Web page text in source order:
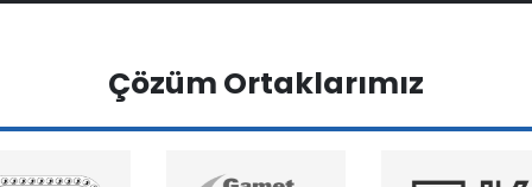
Çözüm Ortaklarımız